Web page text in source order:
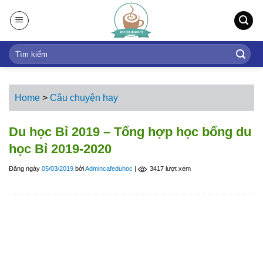
t
Home > Câu chuyện hay
Du học Bỉ 2019 – Tổng hợp học bổng du
học Bỉ 2019-2020
Đăng ngày 05/03/2019 bởiAdmincafeduhoc | 3417 lượt xem